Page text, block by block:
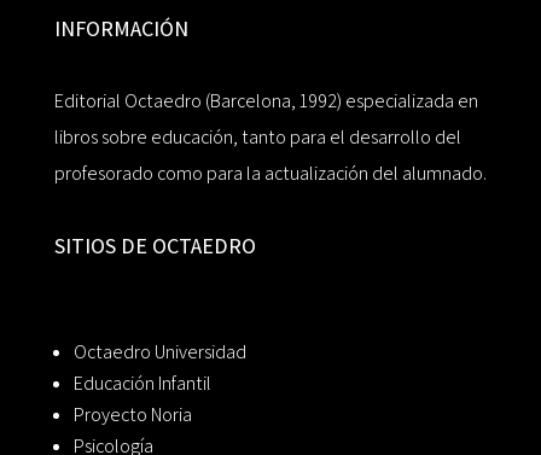
INFORMACIÓN
Editorial Octaedro (Barcelona, 1992) especializada en
libros sobre educación, tanto para el desarrollo del
profesorado como para la actualización del alumnado.
SITIOS DE OCTAEDRO
Octaedro Universidad
Educación Infantil
Proyecto Noria
Psicología